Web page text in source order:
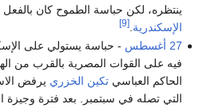
ينتظره، لكن حباسة الطموح كان
الإسكندرية .
[9]
27 أغسطس
- حباسة يستولي على
فيه على القوات المصرية بالقرب من
الحاكم العباسيتكين الخزري يرفض
التي تصله في سبتمبر. بعد فترة وجيزة